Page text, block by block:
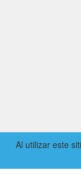
Al utilizar este